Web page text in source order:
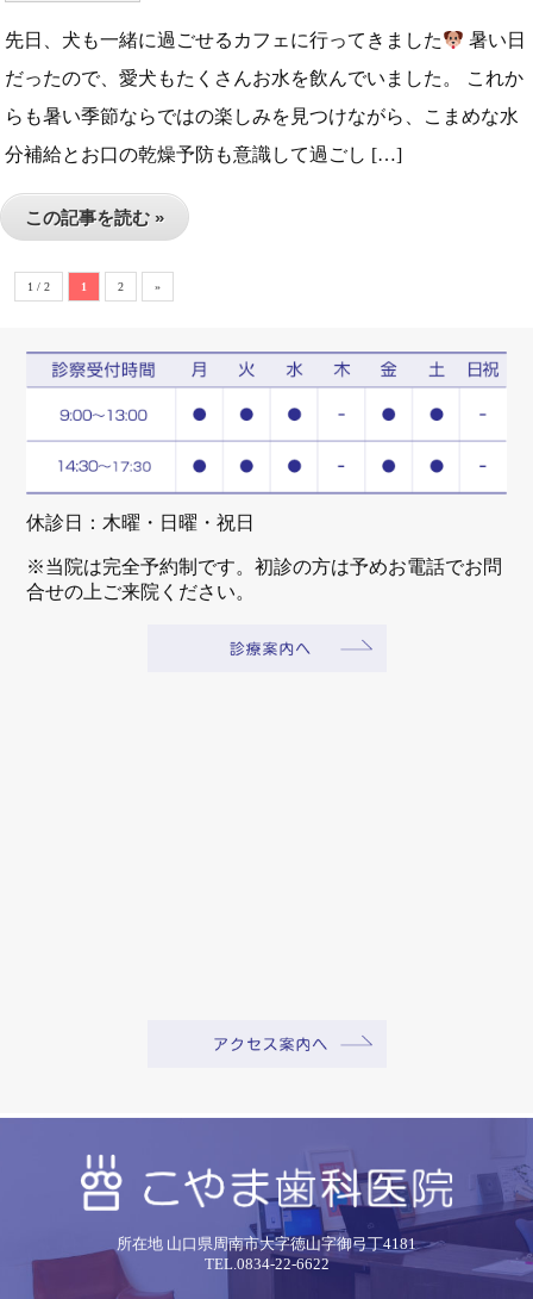
先日、犬も一緒に過ごせるカフェに行ってきました
暑い日
だったので、愛犬もたくさんお水を飲んでいました。 これか
らも暑い季節ならではの楽しみを見つけながら、こまめな水
分補給とお口の乾燥予防も意識して過ごし […]
この記事を読む »
1 / 2 1 2 »
休診日：木曜・日曜・祝日
※当院は完全予約制です。初診の方は予めお電話でお問
合せの上ご来院ください。
所在地 山口県周南市大字徳山字御弓丁4181
TEL.0834-22-6622